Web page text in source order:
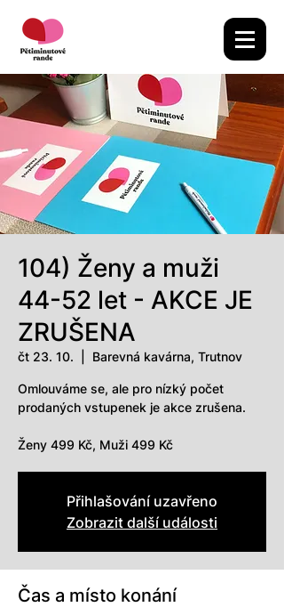
104) Ženy a muži
44-52 let - AKCE JE
ZRUŠENA
čt 23. 10. Barevná kavárna, Trutnov
Omlouváme se, ale pro nízký počet
prodaných vstupenek je akce zrušena.
Ženy 499 Kč, Muži 499 Kč
Přihlašování uzavřeno
Zobrazit další události
Čas a místo konání